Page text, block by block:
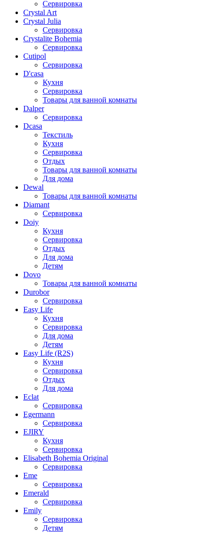
Сервировка
Crystal Art
Crystal Julia
Сервировка
Crystalite Bohemia
Сервировка
Cutipol
Сервировка
D'casa
Кухня
Сервировка
Товары для ванной комнаты
Dalper
Сервировка
Dcasa
Текстиль
Кухня
Сервировка
Отдых
Товары для ванной комнаты
Для дома
Dewal
Товары для ванной комнаты
Diamant
Сервировка
Doiy
Кухня
Сервировка
Отдых
Для дома
Детям
Dovo
Товары для ванной комнаты
Durobor
Сервировка
Easy Life
Кухня
Сервировка
Для дома
Детям
Easy Life (R2S)
Кухня
Сервировка
Отдых
Для дома
Eclat
Сервировка
Egermann
Сервировка
EJIRY
Кухня
Сервировка
Elisabeth Bohemia Original
Сервировка
Eme
Сервировка
Emerald
Сервировка
Emily
Сервировка
Детям